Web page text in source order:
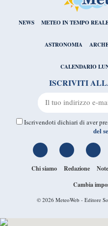
NEWS METEO IN TEMPO
ASTRONOMIA
CALENDARIO
ISCRIVITI
Iscrivendoti dichiari di aver
del
Chi siamo Redazione
Cambia
© 2026 MeteoWeb - Editore